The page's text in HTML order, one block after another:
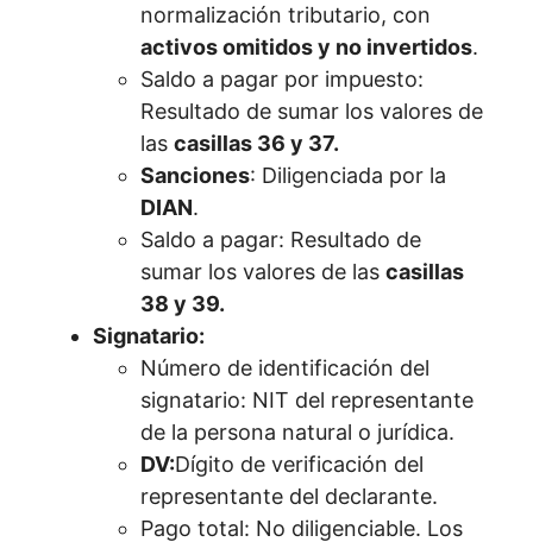
normalización tributario, con
activos omitidos y no invertidos.
Saldo a pagar por impuesto:
Resultado de sumar los valores de
las casillas 36 y 37.
Sanciones: Diligenciada por la
DIAN.
Saldo a pagar: Resultado de
sumar los valores de las casillas
38 y 39.
Signatario:
Número de identificación del
signatario: NIT del representante
de la persona natural o jurídica.
DV:Dígito de verificación del
representante del declarante.
Pago total: No diligenciable. Los